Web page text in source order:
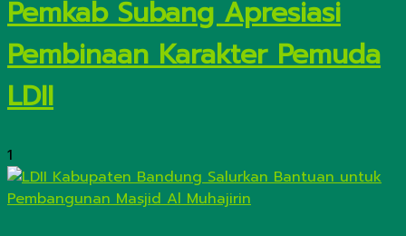
Pemkab Subang Apresiasi
Pembinaan Karakter Pemuda
LDII
1